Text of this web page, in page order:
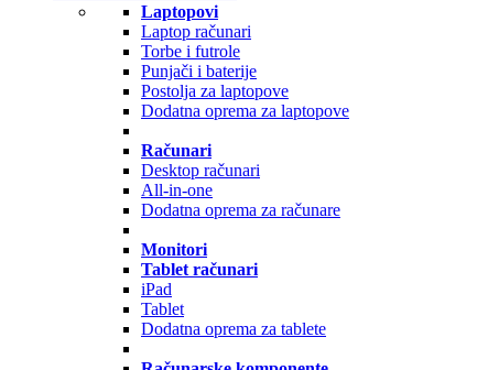
Laptopovi
Laptop računari
Torbe i futrole
Punjači i baterije
Postolja za laptopove
Dodatna oprema za laptopove
Računari
Desktop računari
All-in-one
Dodatna oprema za računare
Monitori
Tablet računari
iPad
Tablet
Dodatna oprema za tablete